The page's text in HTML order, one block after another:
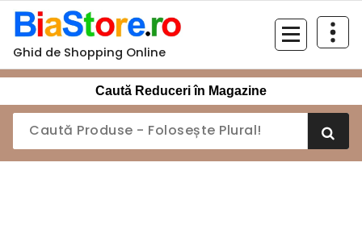
Sari
conținut
Ghid de Shopping Online
Caută Reduceri în Magazine